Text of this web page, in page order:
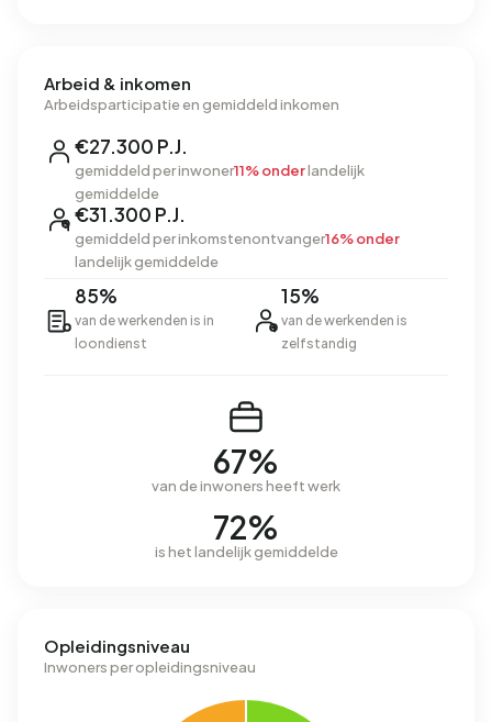
Arbeid & inkomen
Arbeidsparticipatie en gemiddeld inkomen
€27.300 P.J.
gemiddeld per inwoner11% onderlandelijk
gemiddelde
€31.300 P.J.
gemiddeld per inkomstenontvanger16% onder
landelijk gemiddelde
85%
van de werkenden is in
loondienst
15%
van de werkenden is
zelfstandig
67%
van de inwoners heeft werk
72%
is het landelijk gemiddelde
Opleidingsniveau
Inwoners per opleidingsniveau